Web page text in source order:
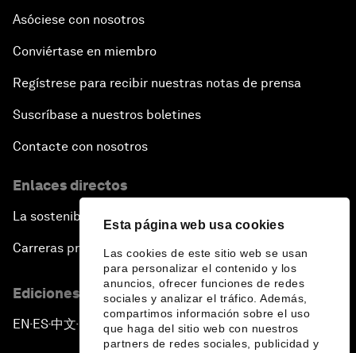
Esta página web usa cookies
Las cookies de este sitio web se usan
para personalizar el contenido y los
anuncios, ofrecer funciones de redes
sociales y analizar el tráfico. Además,
compartimos información sobre el uso
que haga del sitio web con nuestros
partners de redes sociales, publicidad y
Asóciese con nosotros
Conviértase en miembro
Regístrese para recibir nuestras notas de prensa
Suscríbase a nuestros boletines
Contacte con nosotros
Enlaces directos
La sostenibilidad en el Foro
Carreras profesionales
Ediciones en otros idiomas
EN ▪ ES▪中文▪ 日本語